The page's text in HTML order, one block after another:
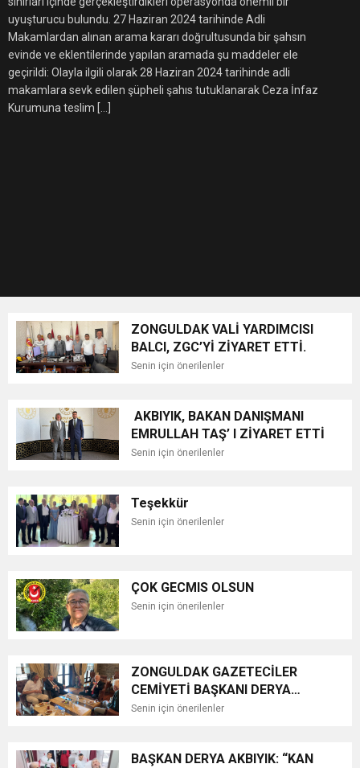
ZİYARET ETTİ.
uyuşturucu bulundu. 27 Haziran 2024 tarihinde Adli
Makamlardan alınan arama kararı doğrultusunda bir şahsın
evinde ve eklentilerinde yapılan aramada şu maddeler ele
geçirildi: Olayla ilgili olarak 28 Haziran 2024 tarihinde adli
makamlara sevk edilen şüpheli şahıs tutuklanarak Ceza İnfaz
Kurumuna teslim […]
ZONGULDAK VALİ YARDIMCISI
BALCI, ZGC’Yİ ZİYARET ETTİ.
Senin için önerilenler
AKBIYIK, BAKAN DANIŞMANI
EMRULLAH TAŞ’ I ZİYARET ETTİ
Senin için önerilenler
Teşekkür
Senin için önerilenler
ÇOK GECMIS OLSUN
Senin için önerilenler
ZONGULDAK GAZETECİLER
CEMİYETİ BAŞKANI DERYA
AKBIYIK’TAN HABERAL AİLESİNE
Senin için önerilenler
BAŞKAN DERYA AKBIYIK: “KAN